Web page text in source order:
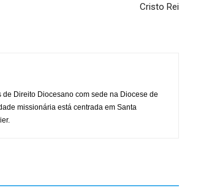
Cristo Rei
Direito Diocesano com sede na Diocese de
missionária está centrada em Santa